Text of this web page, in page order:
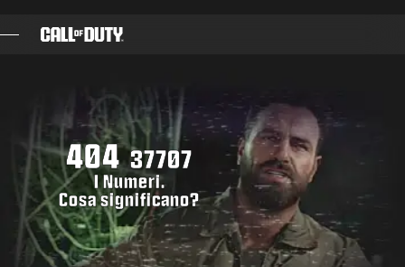
NEGOZIO
ESPORTS
ASSISTENZA
ACCEDI|REGISTRATI
404 37707
I Numeri.
Cosa significano?